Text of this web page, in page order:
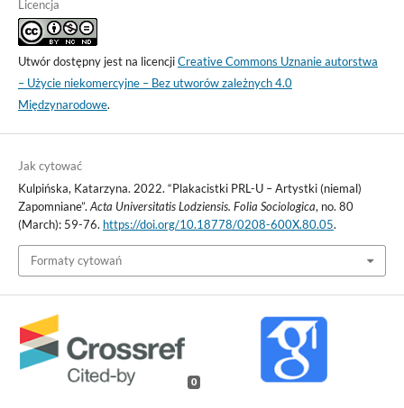
Licencja
Utwór dostępny jest na licencjiCreative Commons Uznanie autorstwa
– Użycie niekomercyjne – Bez utworów zależnych 4.0
Międzynarodowe.
Jak cytować
Kulpińska, Katarzyna. 2022. “Plakacistki PRL-U – Artystki (niemal)
Zapomniane”. Acta Universitatis Lodziensis. Folia Sociologica, no. 80
(March): 59-76. https://doi.org/10.18778/0208-600X.80.05.
Formaty cytowań
0